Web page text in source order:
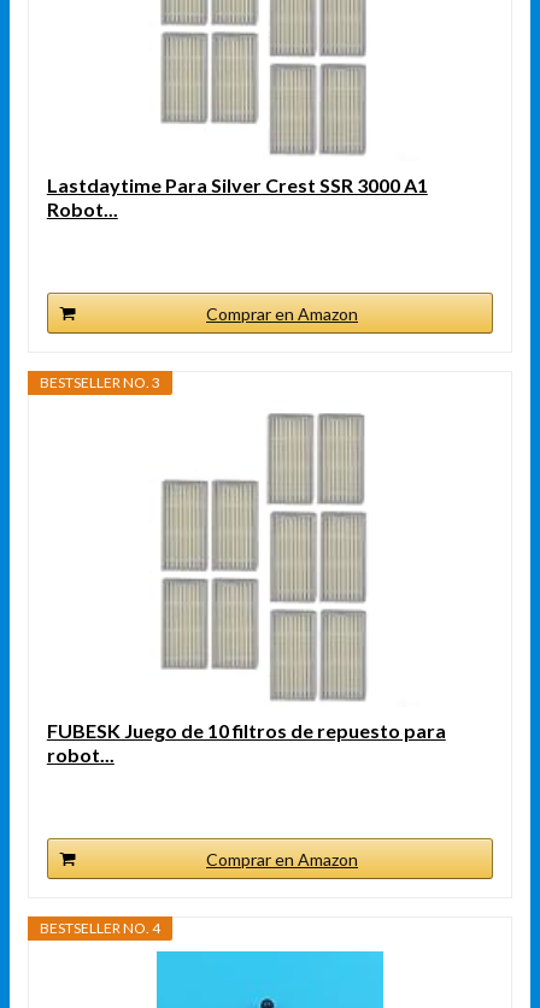
Lastdaytime Para Silver Crest SSR 3000 A1
Robot...
Comprar en Amazon
BESTSELLER NO. 3
FUBESK Juego de 10 filtros de repuesto para
robot...
Comprar en Amazon
BESTSELLER NO. 4